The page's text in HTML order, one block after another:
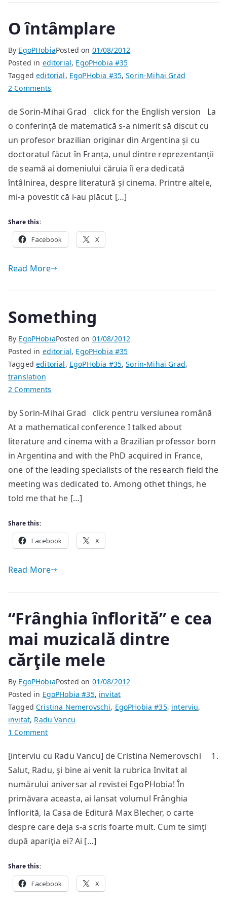
O întâmplare
By EgoPHobiaPosted on 01/08/2012
Posted in editorial, EgoPHobia #35
Taggededitorial, EgoPHobia #35,Sorin-Mihai Grad
2 Comments
întâmplare
de Sorin-Mihai Grad click for the English version La
o conferință de matematică s-a nimerit să discut cu
un profesor brazilian originar din Argentina și cu
doctoratul făcut în Franța, unul dintre reprezentanții
de seamă ai domeniului căruia îi era dedicată
întâlnirea, despre literatură și cinema. Printre altele,
mi-a povestit că i-au plăcut […]
Share this:
Facebook X
Read More
Something
By EgoPHobiaPosted on 01/08/2012
Posted in editorial, EgoPHobia #35
Taggededitorial, EgoPHobia #35,Sorin-Mihai Grad,
translation
2 Comments
by Sorin-Mihai Grad click pentru versiunea română
At a mathematical conference I talked about
literature and cinema with a Brazilian professor born
in Argentina and with the PhD acquired in France,
one of the leading specialists of the research field the
meeting was dedicated to. Among othet things, he
told me that he […]
Share this:
Facebook X
Read More
“Frânghia înflorită” e cea
mai muzicală dintre
cărţile mele
By EgoPHobiaPosted on 01/08/2012
Posted in EgoPHobia #35, invitat
TaggedCristina Nemerovschi, EgoPHobia #35, interviu,
invitat, Radu Vancu
1 Commenton
înflorită”
e
cea
mai
muzicală
cărţile
mele
[interviu cu Radu Vancu] de Cristina Nemerovschi 1.
Salut, Radu, şi bine ai venit la rubrica Invitat al
numărului aniversar al revistei EgoPHobia! În
primăvara aceasta, ai lansat volumul Frânghia
înflorită, la Casa de Editură Max Blecher, o carte
despre care deja s-a scris foarte mult. Cum te simţi
după apariţia ei? Ai […]
Share this:
Facebook X